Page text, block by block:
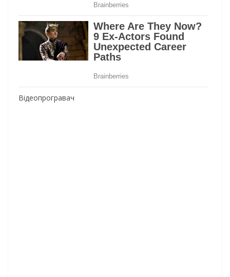
Відеопрогравач